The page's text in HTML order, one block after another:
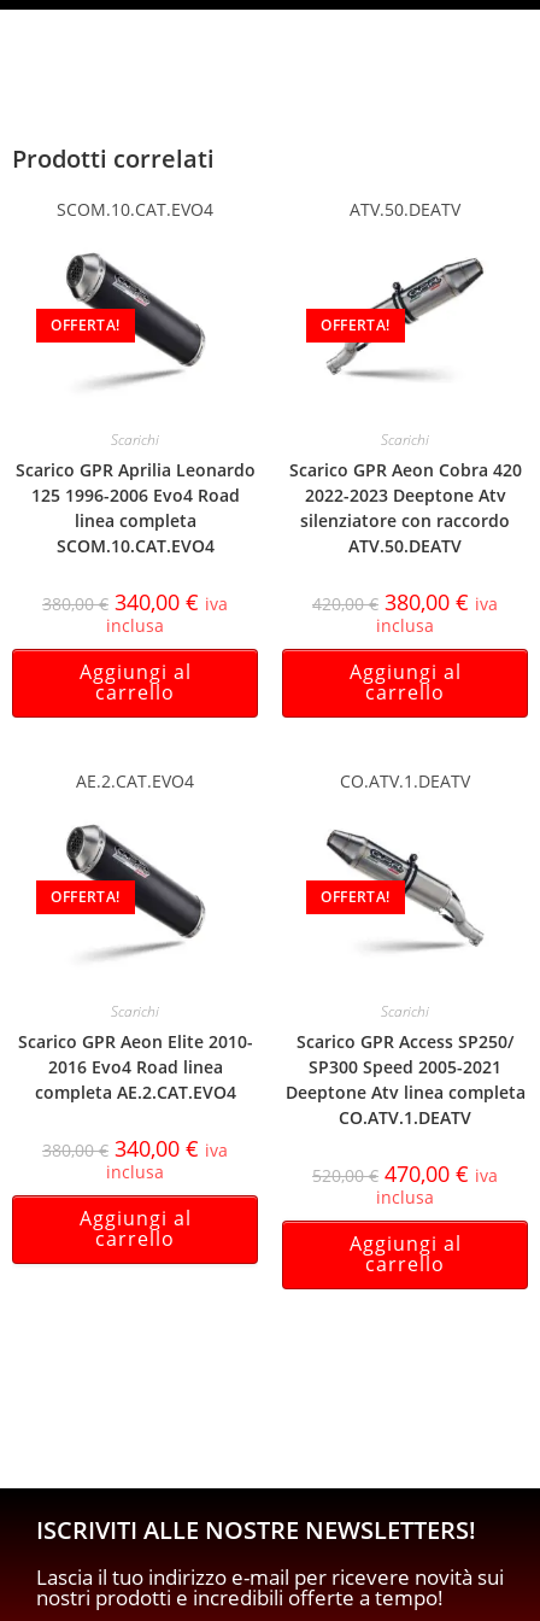
Prodotti correlati
SCOM.10.CAT.EVO4
OFFERTA!
Scarichi
Scarico GPR Aprilia Leonardo
125 1996-2006 Evo4 Road
linea completa
SCOM.10.CAT.EVO4
380,00€ 340,00 € iva
inclusa
Aggiungi al
carrello
ATV.50.DEATV
OFFERTA!
Scarichi
Scarico GPR Aeon Cobra 420
2022-2023 Deeptone Atv
silenziatore con raccordo
ATV.50.DEATV
420,00€ 380,00 € iva
inclusa
Aggiungi al
carrello
AE.2.CAT.EVO4
OFFERTA!
Scarichi
Scarico GPR Aeon Elite 2010-
2016 Evo4 Road linea
completa AE.2.CAT.EVO4
380,00€ 340,00 € iva
inclusa
Aggiungi al
carrello
CO.ATV.1.DEATV
OFFERTA!
Scarichi
Scarico GPR Access SP250/
SP300 Speed 2005-2021
Deeptone Atv linea completa
CO.ATV.1.DEATV
520,00€ 470,00 € iva
inclusa
Aggiungi al
carrello
ISCRIVITI ALLE NOSTRE NEWSLETTERS!
Lascia il tuo indirizzo e-mail per ricevere novità sui
nostri prodotti e incredibili offerte a tempo!